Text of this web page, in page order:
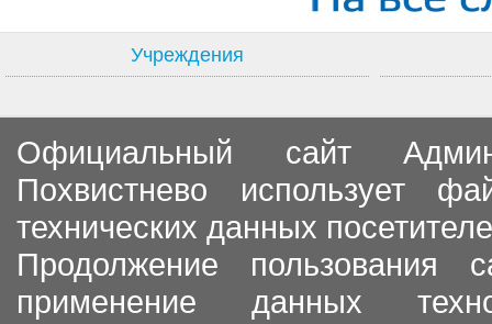
Учреждения
Официальный сайт
Похвистнево использует
технических данных
Продолжение пользования
применение данных